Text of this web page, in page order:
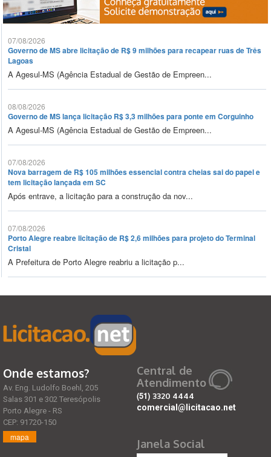
07/08/2026
Governo de MS abre licitação de R$ 9 milhões para recapear ruas de Três
Lagoas
A Agesul-MS (Agência Estadual de Gestão de Empreen...
08/08/2026
Governo de MS lança licitação R$ 3,3 milhões para ponte em Corguinho
A Agesul-MS (Agência Estadual de Gestão de Empreen...
07/08/2026
Nova barragem de R$ 105 milhões essencial contra cheias sai do papel e
tem licitação lançada em SC
Após entrave, a licitação para a construção da nov...
07/08/2026
Porto Alegre reabre licitação de R$ 2,6 milhões para projeto do Terminal
Cristal
A Prefeitura de Porto Alegre reabriu a licitação p...
Onde estamos?
Av. Eng. Ludolfo Boehl, 205
Salas 301 e 302 Teresópolis
Porto Alegre - RS
CEP: 91720-150
mapa
Central de
Atendimento
(51) 3320 4444
comercial@licitacao.net
Janela Social